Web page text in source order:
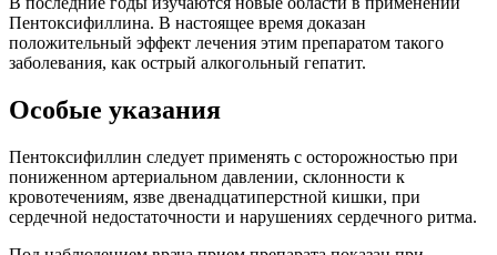
Пентоксифиллина. В настоящее время доказан
положительный эффект лечения этим препаратом такого
заболевания, как острый алкогольный гепатит.
Особые указания
Пентоксифиллин следует применять с осторожностью при
пониженном артериальном давлении, склонности к
кровотечениям, язве двенадцатиперстной кишки, при
сердечной недостаточности и нарушениях сердечного ритма.